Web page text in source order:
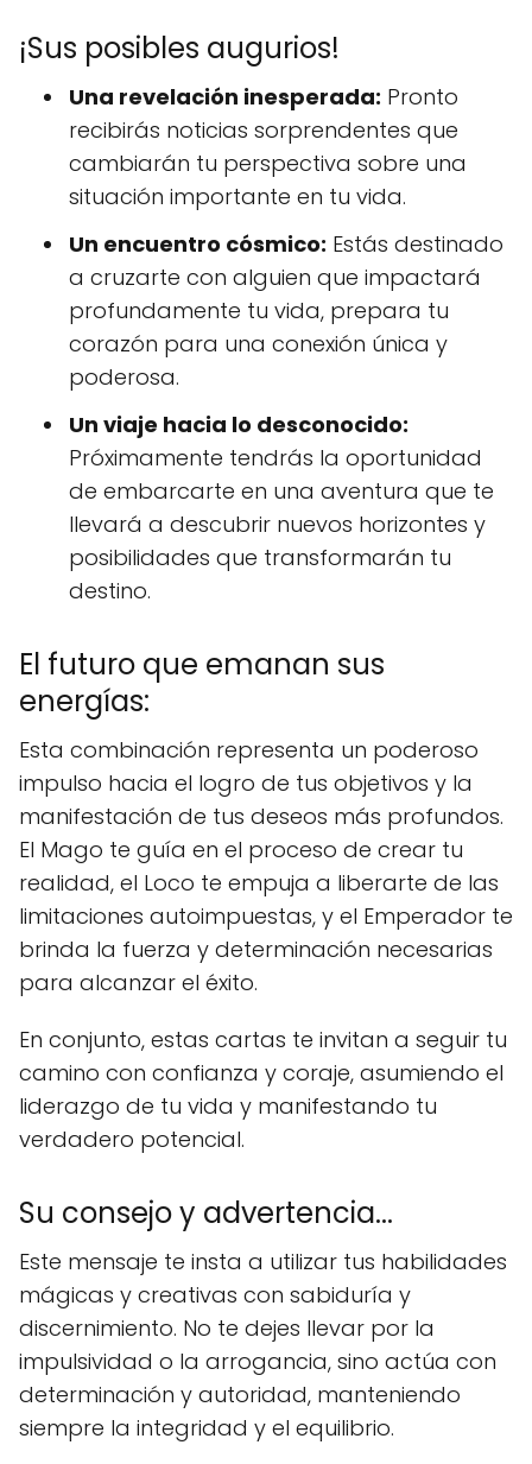
¡Sus posibles augurios!
Una revelación inesperada: Pronto
recibirás noticias sorprendentes que
cambiarán tu perspectiva sobre una
situación importante en tu vida.
Un encuentro cósmico: Estás destinado
a cruzarte con alguien que impactará
profundamente tu vida, prepara tu
corazón para una conexión única y
poderosa.
Un viaje hacia lo desconocido:
Próximamente tendrás la oportunidad
de embarcarte en una aventura que te
llevará a descubrir nuevos horizontes y
posibilidades que transformarán tu
destino.
El futuro que emanan sus
energías:
Esta combinación representa un poderoso
impulso hacia el logro de tus objetivos y la
manifestación de tus deseos más profundos.
El Mago te guía en el proceso de crear tu
realidad, el Loco te empuja a liberarte de las
limitaciones autoimpuestas, y el Emperador te
brinda la fuerza y determinación necesarias
para alcanzar el éxito.
En conjunto, estas cartas te invitan a seguir tu
camino con confianza y coraje, asumiendo el
liderazgo de tu vida y manifestando tu
verdadero potencial.
Su consejo y advertencia...
Este mensaje te insta a utilizar tus habilidades
mágicas y creativas con sabiduría y
discernimiento. No te dejes llevar por la
impulsividad o la arrogancia, sino actúa con
determinación y autoridad, manteniendo
siempre la integridad y el equilibrio.